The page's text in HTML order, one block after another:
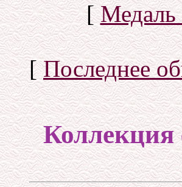
[
[Последнее
Коллекция